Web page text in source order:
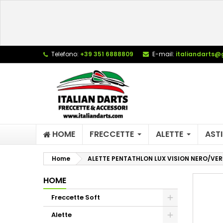
Telefono: +39 351 6888809 E-mail:
HOME FRECCETTE ALETTE
Home ALETTE PENTATHLON LUX VISION NERO/
HOME
Freccette Soft
Alette
add_circle_outline